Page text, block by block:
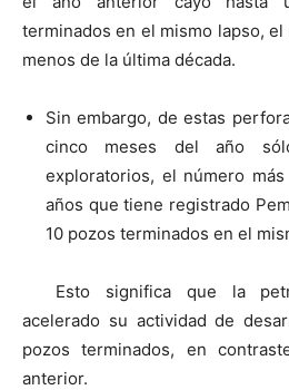
terminados en el mismo lapso,
menos de la última década.
Sin embargo, de estas
cinco meses del año
exploratorios, el número
años que tiene registrado
10 pozos terminados en el
Esto significa que la
acelerado su actividad de
pozos terminados, en
anterior.